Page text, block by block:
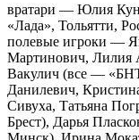
вратари — Юлия
«Лада», Тольятти,
полевые игроки —
Мартинович, Лилия
Вакулич (все —
Данилевич,
Сивуха, Татьяна
Брест), Дарья